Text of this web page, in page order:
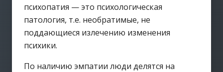
психопатия — это психологическая
патология, т.е. необратимые, не
поддающиеся излечению изменения
психики.
По наличию эмпатии люди делятся на